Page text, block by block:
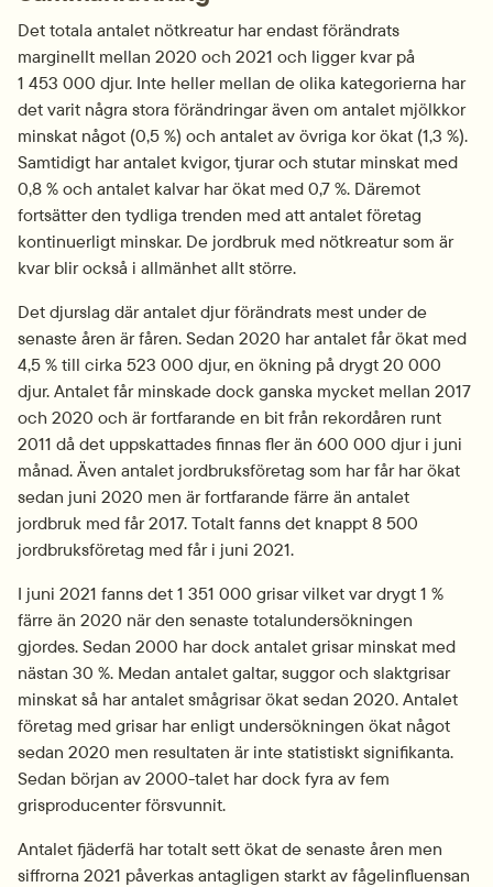
Det totala antalet nötkreatur har endast förändrats
marginellt mellan 2020 och 2021 och ligger kvar på
1 453 000 djur. Inte heller mellan de olika kategorierna har
det varit några stora förändringar även om antalet mjölkkor
minskat något (0,5 %) och antalet av övriga kor ökat (1,3 %).
Samtidigt har antalet kvigor, tjurar och stutar minskat med
0,8 % och antalet kalvar har ökat med 0,7 %. Däremot
fortsätter den tydliga trenden med att antalet företag
kontinuerligt minskar. De jordbruk med nötkreatur som är
kvar blir också i allmänhet allt större.
Det djurslag där antalet djur förändrats mest under de
senaste åren är fåren. Sedan 2020 har antalet får ökat med
4,5 % till cirka 523 000 djur, en ökning på drygt 20 000
djur. Antalet får minskade dock ganska mycket mellan 2017
och 2020 och är fortfarande en bit från rekordåren runt
2011 då det uppskattades finnas fler än 600 000 djur i juni
månad. Även antalet jordbruksföretag som har får har ökat
sedan juni 2020 men är fortfarande färre än antalet
jordbruk med får 2017. Totalt fanns det knappt 8 500
jordbruksföretag med får i juni 2021.
I juni 2021 fanns det 1 351 000 grisar vilket var drygt 1 %
färre än 2020 när den senaste totalundersökningen
gjordes. Sedan 2000 har dock antalet grisar minskat med
nästan 30 %. Medan antalet galtar, suggor och slaktgrisar
minskat så har antalet smågrisar ökat sedan 2020. Antalet
företag med grisar har enligt undersökningen ökat något
sedan 2020 men resultaten är inte statistiskt signifikanta.
Sedan början av 2000-talet har dock fyra av fem
grisproducenter försvunnit.
Antalet fjäderfä har totalt sett ökat de senaste åren men
siffrorna 2021 påverkas antagligen starkt av fågelinfluensan